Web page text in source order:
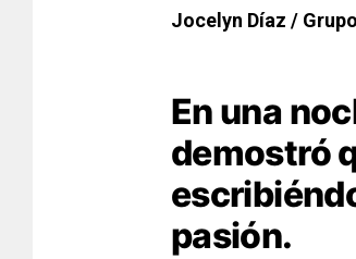
Jocelyn Díaz /
En una
demostró
pasión.